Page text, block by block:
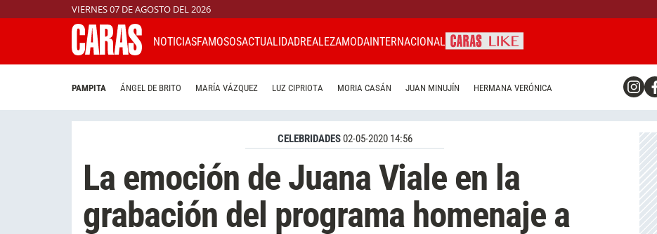
VIERNES 07 DE AGOSTO DEL 2026
NOTICIASFAMOSOSACTUALIDADREALEZAMODAINTERNACIONAL
PAMPITA ÁNGEL DE BRITO MARÍA VÁZQUEZ LUZ CIPRIOTA MORIA CASÁN JUAN MINUJÍN HERMANA VERÓNICA
CELEBRIDADES02-05-2020 14:56
La emoción de Juana Viale en la
grabación del programa homenaje a